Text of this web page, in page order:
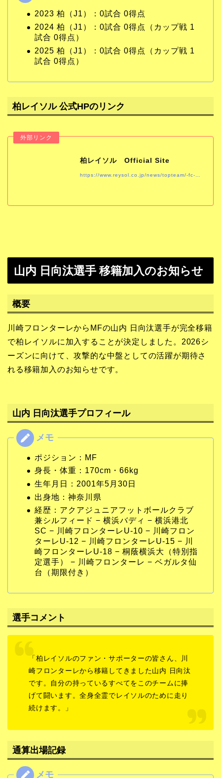
2023 柏（J1）：0試合 0得点
2024 柏（J1）：0試合 0得点（カップ戦 1
試合 0得点）
2025 柏（J1）：0試合 0得点（カップ戦 1
試合 0得点）
柏レイソル 公式HPのリンク
柏レイソル Official Site
山内 日向汰選手 移籍加入のお知らせ
概要
川崎フロンターレからMFの山内 日向汰選手が完全移籍
で柏レイソルに加入することが決定しました。2026シ
ーズンに向けて、攻撃的な中盤としての活躍が期待さ
れる移籍加入のお知らせです。
山内 日向汰選手プロフィール
ポジション：MF
身長・体重：170cm・66kg
生年月日：2001年5月30日
出身地：神奈川県
経歴：アクアジュニアフットボールクラブ
兼シルフィード − 横浜バディ − 横浜港北
SC − 川崎フロンターレU-10 − 川崎フロン
ターレU-12 − 川崎フロンターレU-15 − 川
崎フロンターレU-18 − 桐蔭横浜大（特別指
定選手） − 川崎フロンターレ − ベガルタ仙
台（期限付き）
選手コメント
「柏レイソルのファン・サポーターの皆さん、川
崎フロンターレから移籍してきました山内 日向汰
です。自分の持っているすべてをこのチームに捧
げて闘います。全身全霊でレイソルのために走り
続けます。」
通算出場記録